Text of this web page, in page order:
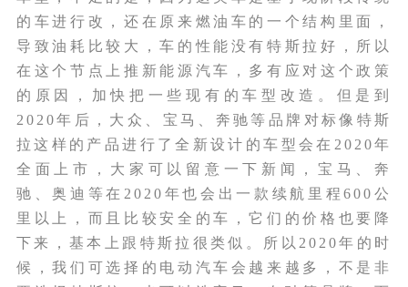
的车进行改，还在原来燃油车的一个结构里面，
导致油耗比较大，车的性能没有特斯拉好，所以
在这个节点上推新能源汽车，多有应对这个政策
的原因，加快把一些现有的车型改造。但是到
2020年后，大众、宝马、奔驰等品牌对标像特斯
拉这样的产品进行了全新设计的车型会在2020年
全面上市，大家可以留意一下新闻，宝马、奔
驰、奥迪等在2020年也会出一款续航里程600公
里以上，而且比较安全的车，它们的价格也要降
下来，基本上跟特斯拉很类似。所以2020年的时
候，我们可选择的电动汽车会越来越多，不是非